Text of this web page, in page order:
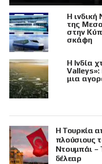
Η ινδική
της
στην
σκάφη
Η Ινδία
Valleys»:
μια
Η Τουρκία
πλούσιους
Ντουμπάι –
δέλεαρ